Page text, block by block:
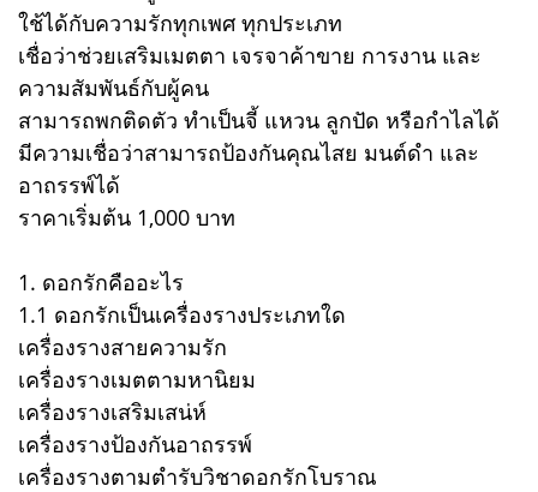
ใช้ได้กับความรักทุกเพศ ทุกประเภท
เชื่อว่าช่วยเสริมเมตตา เจรจาค้าขาย การงาน และ
ความสัมพันธ์กับผู้คน
สามารถพกติดตัว ทำเป็นจี้ แหวน ลูกปัด หรือกำไลได้
มีความเชื่อว่าสามารถป้องกันคุณไสย มนต์ดำ และ
อาถรรพ์ได้
ราคาเริ่มต้น 1,000 บาท
1. ดอกรักคืออะไร
1.1 ดอกรักเป็นเครื่องรางประเภทใด
เครื่องรางสายความรัก
เครื่องรางเมตตามหานิยม
เครื่องรางเสริมเสน่ห์
เครื่องรางป้องกันอาถรรพ์
เครื่องรางตามตำรับวิชาดอกรักโบราณ